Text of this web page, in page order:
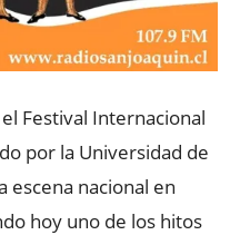
Festival Internacional
por la Universidad de
escena nacional en
hoy uno de los hitos